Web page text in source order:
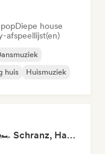
Diepe house
afspeellijst(en)
huis Huismuziek
Tokyo Electronic Drift 🏎️ Schranz, Hard Techno & Anime EDM